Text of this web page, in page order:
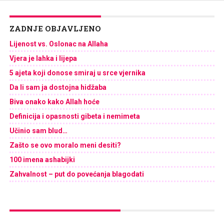
ZADNJE OBJAVLJENO
Lijenost vs. Oslonac na Allaha
Vjera je lahka i lijepa
5 ajeta koji donose smiraj u srce vjernika
Da li sam ja dostojna hidžaba
Biva onako kako Allah hoće
Definicija i opasnosti gibeta i nemimeta
Učinio sam blud…
Zašto se ovo moralo meni desiti?
100 imena ashabijki
Zahvalnost – put do povećanja blagodati